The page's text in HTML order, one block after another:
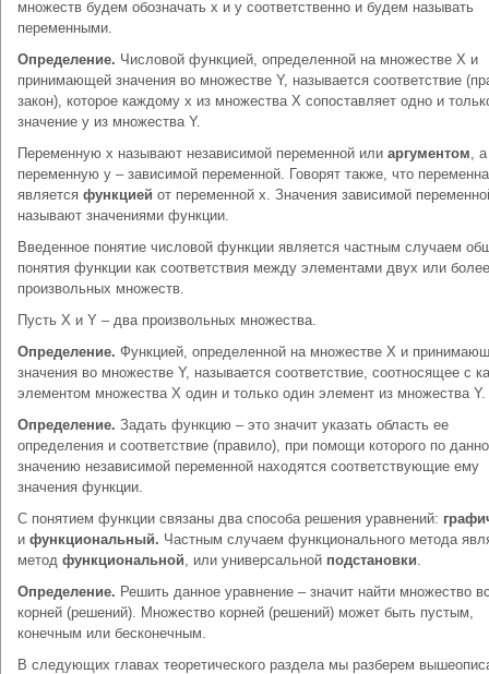
множеств будем обозначать х и у соответственно и будем называть
переменными.
Определение. Числовой функцией, определенной на множестве Х и
принимающей значения во множестве Y, называется соответствие
закон), которое каждому х из множества Х сопоставляет одно и
значение у из множества Y.
Переменную х называют независимой переменной или аргументом, а
переменную у – зависимой переменной. Говорят также, что
является функцией от переменной х. Значения зависимой
называют значениями функции.
Введенное понятие числовой функции является частным случаем
понятия функции как соответствия между элементами двух или более
произвольных множеств.
Пусть Х и Y – два произвольных множества.
Определение. Функцией, определенной на множестве Х и
значения во множестве Y, называется соответствие, соотносящее с
элементом множества Х один и только один элемент из множества Y.
Определение. Задать функцию – это значит указать область ее
определения и соответствие (правило), при помощи которого по
значению независимой переменной находятся соответствующие ему
значения функции.
С понятием функции связаны два способа решения уравнений:
и функциональный. Частным случаем функционального метода
метод функциональной, или универсальной подстановки.
Определение. Решить данное уравнение – значит найти множество
корней (решений). Множество корней (решений) может быть пустым,
конечным или бесконечным.
В следующих главах теоретического раздела мы разберем